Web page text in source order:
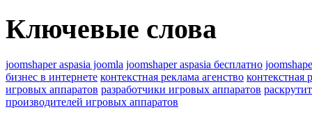
Ключевые слова
joomshaper aspasia joomla joomshaper aspasia бесплатно
бизнес в интернете контекстная реклама агенство контекстная
игровых аппаратов разработчики игровых аппаратов
производителей игровых аппаратов